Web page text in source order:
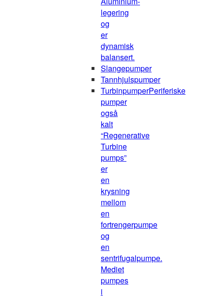
legering
og
er
dynamisk
balansert.
Slangepumper
Tannhjulspumper
TurbinpumperPeriferiske
pumper
også
kalt
“Regenerative
Turbine
pumps”
er
en
krysning
mellom
en
fortrengerpumpe
og
en
sentrifugalpumpe.
Mediet
pumpes
i